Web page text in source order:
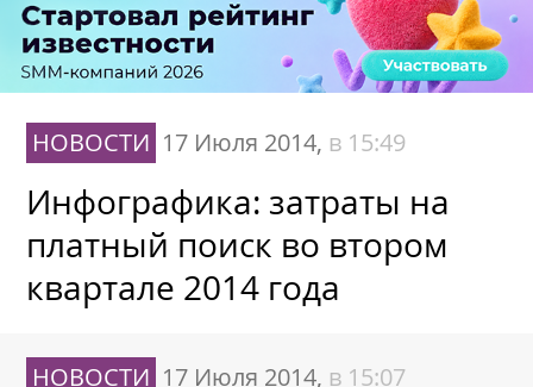
НОВОСТИ 17 Июля 2014, в 15:49
Инфографика: затраты на
платный поиск во втором
квартале 2014 года
НОВОСТИ 17 Июля 2014, в 15:07